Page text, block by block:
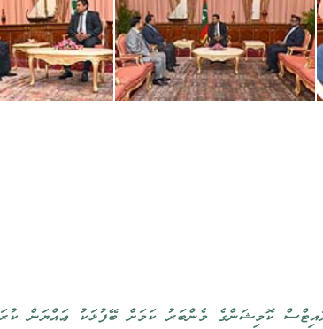
ކޮމިޝަންގެ މެންބަރު ކަމަށް ބޭފުޅަކު ޢައްޔަން